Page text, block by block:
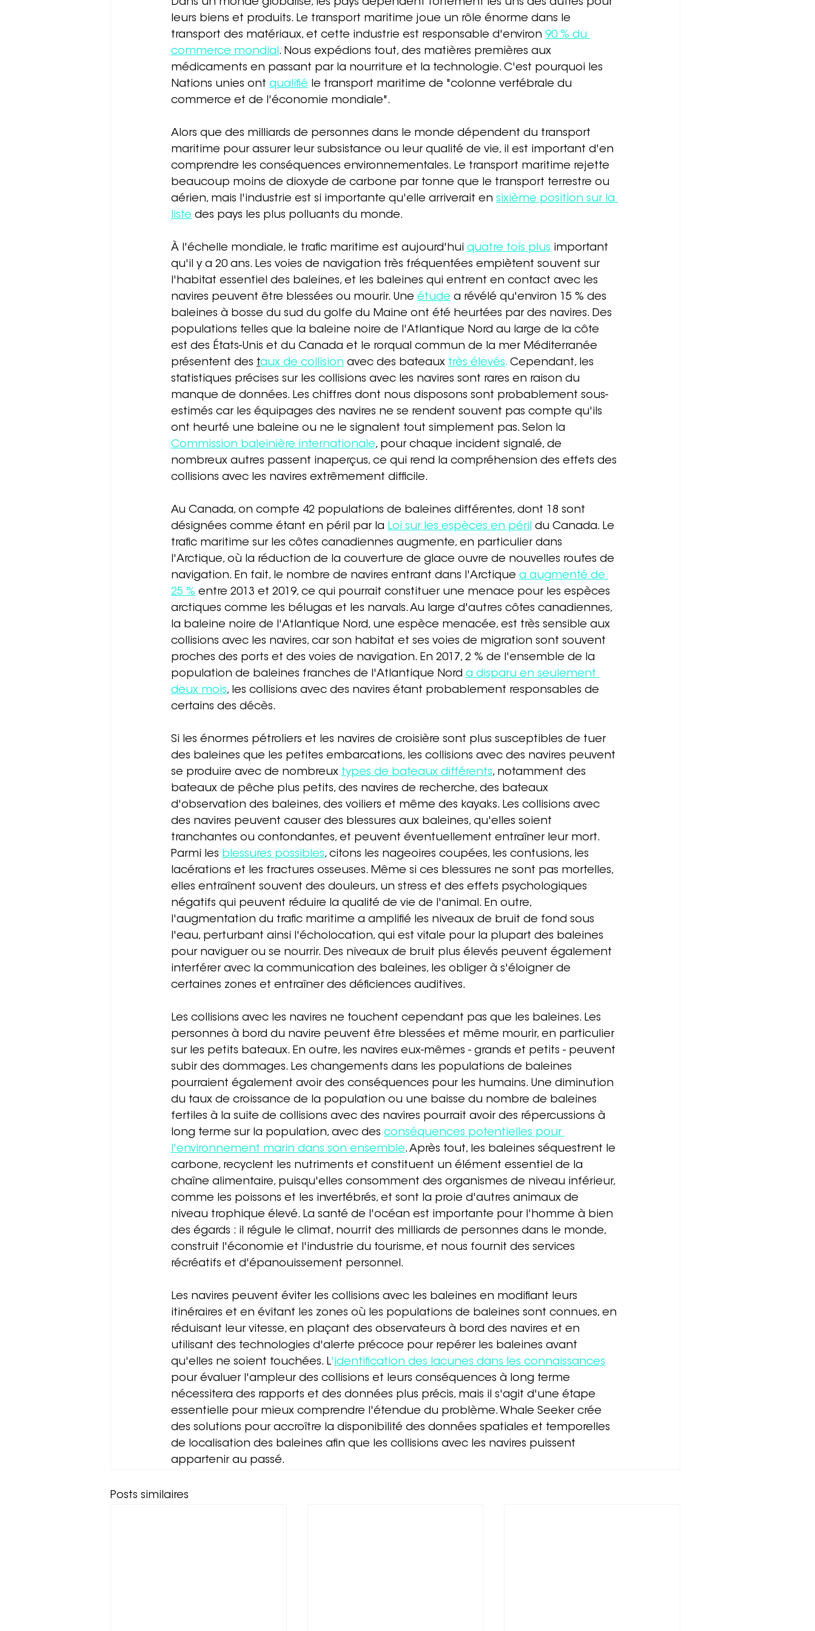
Dans un monde globalisé, les pays dépendent fortement les uns des autres pour
leurs biens et produits. Le transport maritime joue un rôle énorme dans le
transport des matériaux, et cette industrie est responsable d'environ 90 % du
commerce mondial. Nous expédions tout, des matières premières aux
médicaments en passant par la nourriture et la technologie. C'est pourquoi les
Nations unies ont qualifié le transport maritime de "colonne vertébrale du
commerce et de l'économie mondiale".
Alors que des milliards de personnes dans le monde dépendent du transport
maritime pour assurer leur subsistance ou leur qualité de vie, il est important d'en
comprendre les conséquences environnementales. Le transport maritime rejette
beaucoup moins de dioxyde de carbone par tonne que le transport terrestre ou
aérien, mais l'industrie est si importante qu'elle arriverait en sixième position sur la
liste des pays les plus polluants du monde.
À l'échelle mondiale, le trafic maritime est aujourd'hui quatre fois plus important
qu'il y a 20 ans. Les voies de navigation très fréquentées empiètent souvent sur
l'habitat essentiel des baleines, et les baleines qui entrent en contact avec les
navires peuvent être blessées ou mourir. Une étude a révélé qu'environ 15 % des
baleines à bosse du sud du golfe du Maine ont été heurtées par des navires. Des
populations telles que la baleine noire de l'Atlantique Nord au large de la côte
est des États-Unis et du Canada et le rorqual commun de la mer Méditerranée
présentent des taux de collision avec des bateaux très élevés. Cependant, les
statistiques précises sur les collisions avec les navires sont rares en raison du
manque de données. Les chiffres dont nous disposons sont probablement sous-
estimés car les équipages des navires ne se rendent souvent pas compte qu'ils
ont heurté une baleine ou ne le signalent tout simplement pas. Selon la
Commission baleinière internationale, pour chaque incident signalé, de
nombreux autres passent inaperçus, ce qui rend la compréhension des effets des
collisions avec les navires extrêmement difficile.
Au Canada, on compte 42 populations de baleines différentes, dont 18 sont
désignées comme étant en péril par la Loi sur les espèces en péril du Canada. Le
trafic maritime sur les côtes canadiennes augmente, en particulier dans
l'Arctique, où la réduction de la couverture de glace ouvre de nouvelles routes de
navigation. En fait, le nombre de navires entrant dans l'Arctique a augmenté de
25 % entre 2013 et 2019, ce qui pourrait constituer une menace pour les espèces
arctiques comme les bélugas et les narvals. Au large d'autres côtes canadiennes,
la baleine noire de l'Atlantique Nord, une espèce menacée, est très sensible aux
collisions avec les navires, car son habitat et ses voies de migration sont souvent
proches des ports et des voies de navigation. En 2017, 2 % de l'ensemble de la
population de baleines franches de l'Atlantique Nord a disparu en seulement
deux mois, les collisions avec des navires étant probablement responsables de
certains des décès.
Si les énormes pétroliers et les navires de croisière sont plus susceptibles de tuer
des baleines que les petites embarcations, les collisions avec des navires peuvent
se produire avec de nombreux types de bateaux différents, notamment des
bateaux de pêche plus petits, des navires de recherche, des bateaux
d'observation des baleines, des voiliers et même des kayaks. Les collisions avec
des navires peuvent causer des blessures aux baleines, qu'elles soient
tranchantes ou contondantes, et peuvent éventuellement entraîner leur mort.
Parmi les blessures possibles, citons les nageoires coupées, les contusions, les
lacérations et les fractures osseuses. Même si ces blessures ne sont pas mortelles,
elles entraînent souvent des douleurs, un stress et des effets psychologiques
négatifs qui peuvent réduire la qualité de vie de l'animal. En outre,
l'augmentation du trafic maritime a amplifié les niveaux de bruit de fond sous
l'eau, perturbant ainsi l'écholocation, qui est vitale pour la plupart des baleines
pour naviguer ou se nourrir. Des niveaux de bruit plus élevés peuvent également
interférer avec la communication des baleines, les obliger à s'éloigner de
certaines zones et entraîner des déficiences auditives.
Les collisions avec les navires ne touchent cependant pas que les baleines. Les
personnes à bord du navire peuvent être blessées et même mourir, en particulier
sur les petits bateaux. En outre, les navires eux-mêmes - grands et petits - peuvent
subir des dommages. Les changements dans les populations de baleines
pourraient également avoir des conséquences pour les humains. Une diminution
du taux de croissance de la population ou une baisse du nombre de baleines
fertiles à la suite de collisions avec des navires pourrait avoir des répercussions à
long terme sur la population, avec des conséquences potentielles pour
l'environnement marin dans son ensemble. Après tout, les baleines séquestrent le
carbone, recyclent les nutriments et constituent un élément essentiel de la
chaîne alimentaire, puisqu'elles consomment des organismes de niveau inférieur,
comme les poissons et les invertébrés, et sont la proie d'autres animaux de
niveau trophique élevé. La santé de l'océan est importante pour l'homme à bien
des égards : il régule le climat, nourrit des milliards de personnes dans le monde,
construit l'économie et l'industrie du tourisme, et nous fournit des services
récréatifs et d'épanouissement personnel.
Les navires peuvent éviter les collisions avec les baleines en modifiant leurs
itinéraires et en évitant les zones où les populations de baleines sont connues, en
réduisant leur vitesse, en plaçant des observateurs à bord des navires et en
utilisant des technologies d'alerte précoce pour repérer les baleines avant
qu'elles ne soient touchées. L'identification des lacunes dans les connaissances
pour évaluer l'ampleur des collisions et leurs conséquences à long terme
nécessitera des rapports et des données plus précis, mais il s'agit d'une étape
essentielle pour mieux comprendre l'étendue du problème. Whale Seeker crée
des solutions pour accroître la disponibilité des données spatiales et temporelles
de localisation des baleines afin que les collisions avec les navires puissent
appartenir au passé.
Posts similaires